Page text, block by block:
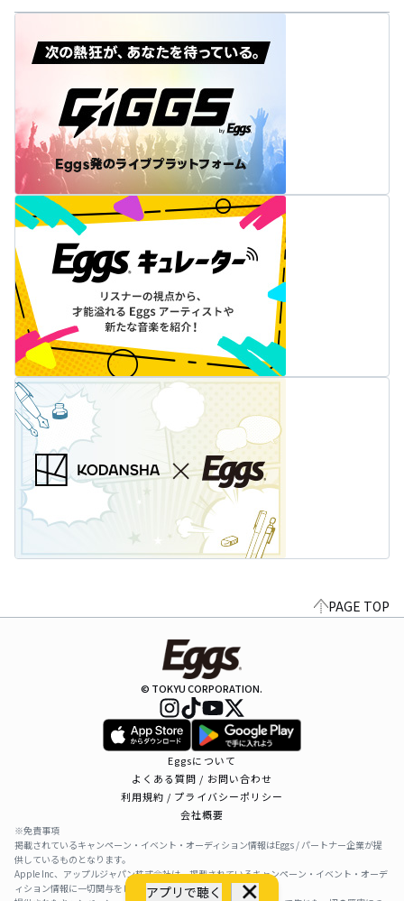
アプリで聴く
PAGE TOP
© TOKYU CORPORATION.
Eggsについて
よくある質問 / お問い合わせ
利用規約 / プライバシーポリシー
会社概要
※免責事項
掲載されているキャンペーン・イベント・オーディション情報はEggs / パートナー企業が提
供しているものとなります。
Apple Inc、アップルジャパン株式会社は、掲載されているキャンペーン・イベント・オーデ
ィション情報に一切関与をしておりません。